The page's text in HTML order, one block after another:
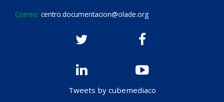
Correo: centro.documentacion@olade.org
Tweets by cubemediaco